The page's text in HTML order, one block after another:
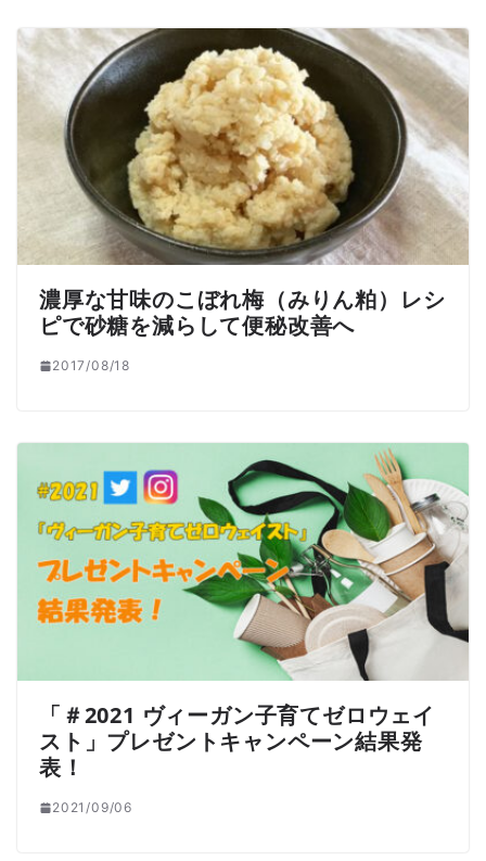
濃厚な甘味のこぼれ梅（みりん粕）レシ
ピで砂糖を減らして便秘改善へ
2017/08/18
「＃2021 ヴィーガン子育てゼロウェイ
スト」プレゼントキャンペーン結果発
表！
2021/09/06